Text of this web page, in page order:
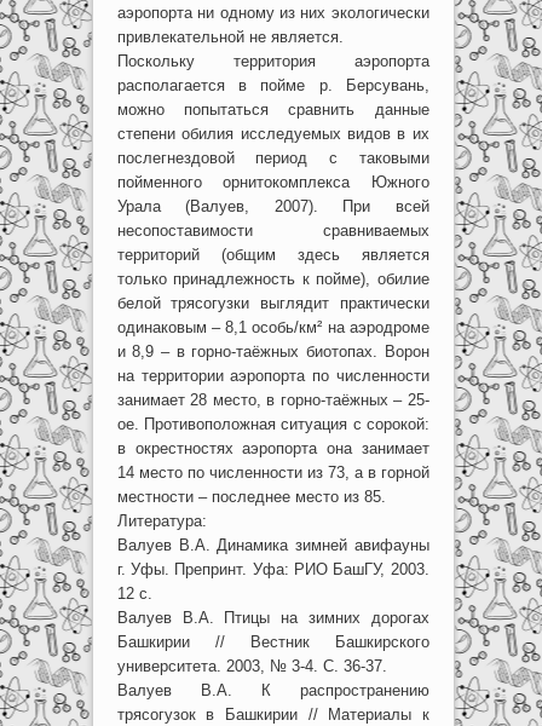
аэропорта ни одному из них экологически
привлекательной не является.
Поскольку территория аэропорта
располагается в пойме р. Берсувань,
можно попытаться сравнить данные
степени обилия исследуемых видов в их
послегнездовой период с таковыми
пойменного орнитокомплекса Южного
Урала (Валуев, 2007). При всей
несопоставимости сравниваемых
территорий (общим здесь является
только принадлежность к пойме), обилие
белой трясогузки выглядит практически
одинаковым – 8,1 особь/км² на аэродроме
и 8,9 – в горно-таёжных биотопах. Ворон
на территории аэропорта по численности
занимает 28 место, в горно-таёжных – 25-
ое. Противоположная ситуация с сорокой:
в окрестностях аэропорта она занимает
14 место по численности из 73, а в горной
местности – последнее место из 85.
Литература:
Валуев В.А. Динамика зимней авифауны
г. Уфы. Препринт. Уфа: РИО БашГУ, 2003.
12 с.
Валуев В.А. Птицы на зимних дорогах
Башкирии // Вестник Башкирского
университета. 2003, № 3-4. С. 36-37.
Валуев В.А. К распространению
трясогузок в Башкирии // Материалы к